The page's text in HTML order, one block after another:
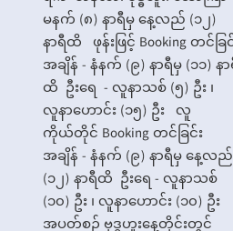
မနက် (၈) နာရီမှ နေ့လည် (၁၂)
နာရီထိ ဖုန်းဖြင့် Booking တင်ခြ
အချိန် - နံနက် (၉) နာရီမှ (၁၁) န
ထိ ဦးရေ - လူနာသစ် (၅) ဦး ၊
လူနာဟောင်း (၁၅) ဦး လူ
ကိုယ်တိုင် Booking တင်ခြင်း
အချိန် - နံနက် (၉) နာရီမှ နေ့လည်
(၁၂) နာရီထိ ဦးရေ - လူနာသစ်
(၁၀) ဦး ၊ လူနာဟောင်း (၁၀) ဦး
အပတ်စဉ် ဗုဒ္ဓဟူးနေ့တိုင်းတွင်